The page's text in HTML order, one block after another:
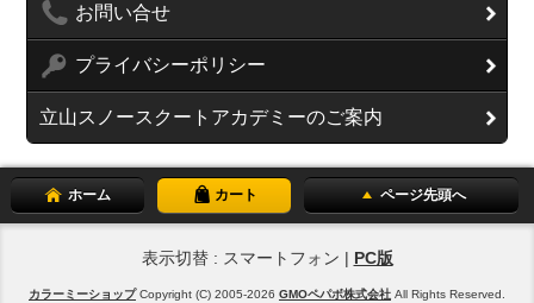
お問い合せ
プライバシーポリシー
立山スノースクートアカデミーのご案内
ホーム カート ページ先頭へ
表示切替 : スマートフォン | PC版
カラーミーショップCopyright (C) 2005-2026 GMOペパボ株式会社 All Rights Reserved.